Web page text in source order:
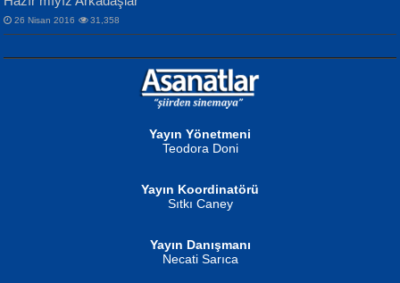
NURAN KÖSE BAYDAR
Ben Deniz Değilim ki...
26 Nisan 2016 31,358
Yayın Yönetmeni
Teodora Doni
Yayın Koordinatörü
Sıtkı Caney
Yayın Danışmanı
Necati Sarıca